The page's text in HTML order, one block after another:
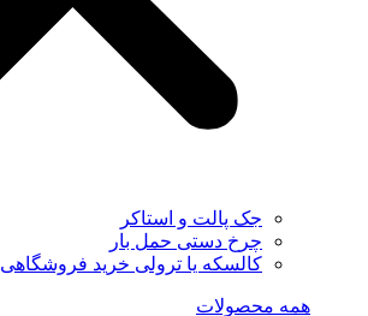
جک پالت و استاکر
چرخ دستی حمل بار
کالسکه یا ترولی خرید فروشگاهی
همه محصولات